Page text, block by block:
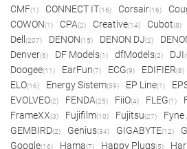
CMF(1) CONNECT IT(16) Corsair(16)
COWON(1) CPA(2) Creative(14) Cubot(8)
Dell (207) DENON(15) DENON DJ(2)
Denver(6) DF Models(1) dfModels(2) DJI
Doogee(11) EarFun(7) ECG(9) EDIFIER(8)
ELO(16) Energy Sistem(59) EP Line(1)
EVOLVEO(2) FENDA(25) FiiO(4) FLEG(1)
FrameXX(3) Fujifilm(10) Fujitsu(27) Fyne
GEMBIRD(2) Genius(34) GIGABYTE(12)
Google(16) Hama(7) Happy Plugs(5)